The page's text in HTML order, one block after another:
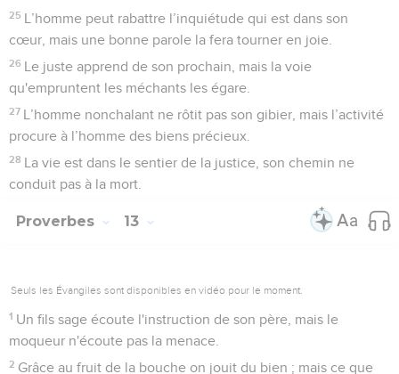
25 L’homme peut rabattre l’inquiétude qui est dans son
cœur, mais une bonne parole la fera tourner en joie.
26 Le juste apprend de son prochain, mais la voie
qu'empruntent les méchants les égare.
27 L’homme nonchalant ne rôtit pas son gibier, mais l’activité
procure à l’homme des biens précieux.
28 La vie est dans le sentier de la justice, son chemin ne
conduit pas à la mort.
Proverbes 13
Seuls les Évangiles sont disponibles en vidéo pour le moment.
1 Un fils sage écoute l'instruction de son père, mais le
moqueur n'écoute pas la menace.
2 Grâce au fruit de la bouche on jouit du bien ; mais ce que